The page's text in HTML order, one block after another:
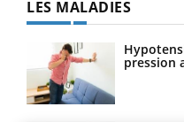
LES MALADIES
pression